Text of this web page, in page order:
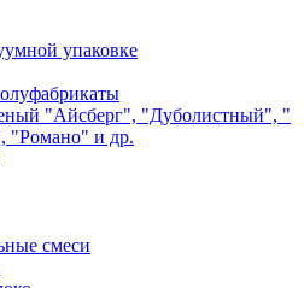
упаковке
"Айсберг", "Дуболистный", "
"Романо" и др.
смеси